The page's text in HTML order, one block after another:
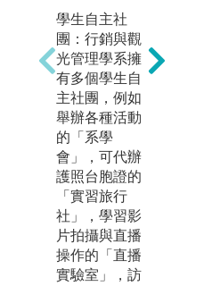
產業及商業資
料的量化分
析。
圖解:透過電腦
實作進行商業
數據分析教學
學生自主社
團：行銷與觀
光管理學系擁
有多個學生自
主社團，例如
舉辦各種活動
的「系學
會」，可代辦
護照台胞證的
「實習旅行
社」，學習影
片拍攝與直播
操作的「直播
實驗室」，訪